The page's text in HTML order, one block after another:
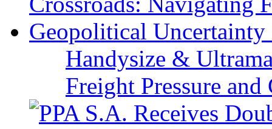
Handysize &
Freight Pressure